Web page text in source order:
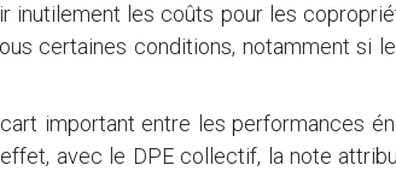
inutilement les coûts pour les
certaines conditions, notamment si
important entre les performances
avec le DPE collectif, la note